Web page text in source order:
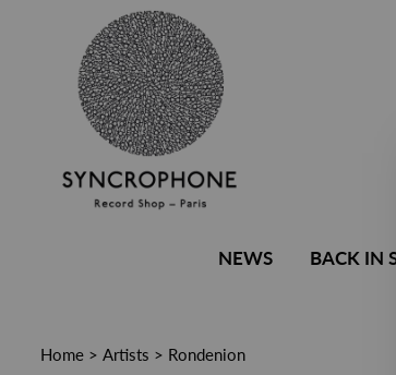
NEWS BACK IN
Home > Artists > Rondenion